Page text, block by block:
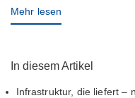
Rostis Fähigkeiten mit den
Europa und weltweit
Mehr lesen
In diesem Artikel
Infrastruktur, die liefert –